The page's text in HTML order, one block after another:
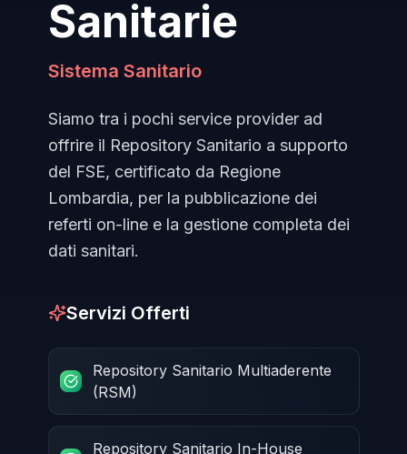
Sanitarie
Sistema Sanitario
Siamo tra i pochi service provider ad
offrire il Repository Sanitario a supporto
del FSE, certificato da Regione
Lombardia, per la pubblicazione dei
referti on-line e la gestione completa dei
dati sanitari.
Servizi Offerti
Repository Sanitario Multiaderente
(RSM)
Repository Sanitario In-House